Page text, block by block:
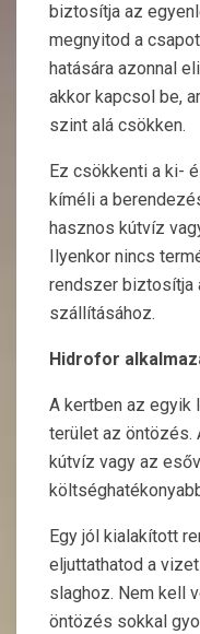
biztosítja az
megnyitod a
hatására azonnal
akkor kapcsol be,
szint alá csökken.
Ez csökkenti a ki-
kíméli a
hasznos kútvíz
Ilyenkor nincs
rendszer biztosítja
szállításához.
Hidrofor
A kertben az egyik
terület az öntözés.
kútvíz vagy az
Egy jól kialakított
eljuttathatod a
slaghoz. Nem kell
öntözés sokkal